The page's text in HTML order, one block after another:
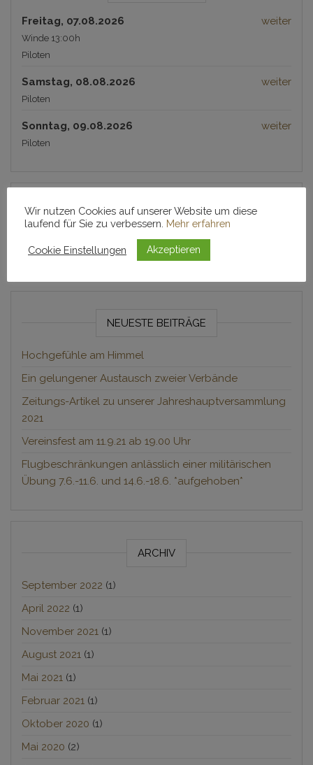
Freitag, 07.08.2026 weiter
Winde 13:00h
Piloten
Samstag, 08.08.2026 weiter
Piloten
Sonntag, 09.08.2026 weiter
Piloten
TERMINE
Termine stehen zukünftig in der "Luftpost" und in der
NEUESTE BEITRÄGE
Hochgefühle am Himmel
Ein gelungener Austausch zweier Verbände
Zeitungs-Artikel zu unserer Jahreshauptversammlung
2021
Vereinsfest am 11.9.21 ab 19.00 Uhr
Flugbeschränkungen anlässlich einer militärischen
Übung 7.6.-11.6. und 14.6.-18.6. *aufgehoben*
ARCHIV
September 2022 (1)
April 2022 (1)
November 2021 (1)
August 2021 (1)
Mai 2021 (1)
Februar 2021 (1)
Oktober 2020 (1)
Mai 2020 (2)
Wir nutzen Cookies auf unserer Website um diese
laufend für Sie zu verbessern. Mehr erfahren
Cookie Einstellungen Akzeptieren